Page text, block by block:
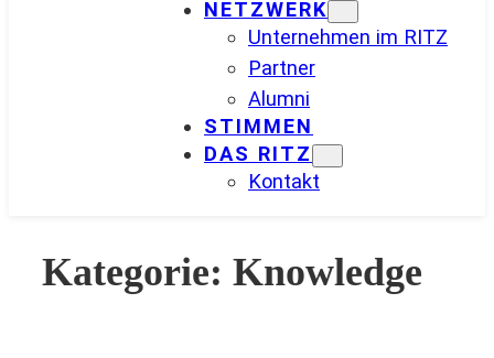
NETZWERK
Unternehmen im RITZ
Partner
Alumni
STIMMEN
DAS RITZ
Kontakt
Kategorie: Knowledge